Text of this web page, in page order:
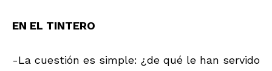
EN EL TINTERO
-La cuestión es simple: ¿de qué le han servido